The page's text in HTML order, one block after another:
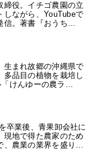
締役。イチゴ農園の立
しながら、YouTubeで
信。著書『おうち…
生まれ故郷の沖縄県で
多品目の植物を栽培し
けんゆーの農ラ…
卒業後、青果卸会社に
現地で得た農家のため
、農業の業界を盛り…